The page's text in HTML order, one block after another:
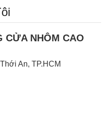
CỬA NHÔM CAO
An, TP.HCM